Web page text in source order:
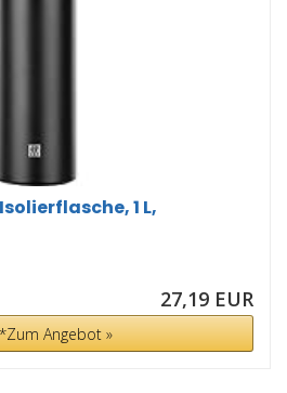
1 L,
27,19 EUR
Angebot »